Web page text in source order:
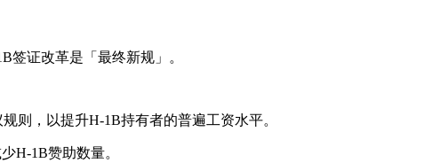
证改革是「最终新规」。
，以提升H-1B持有者的普遍工资水平。
H-1B赞助数量。